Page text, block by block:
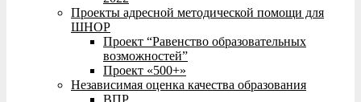
Проекты адресной методической помощи для
ШНОР
Проект “Равенство образовательных
возможностей”
Проект «500+»
Независимая оценка качества образования
ВПР